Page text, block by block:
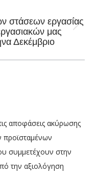
στάσεων εργασίας
μας
Δεκέμβριο
αποφάσεις ακύρωσης
προϊσταμένων
συμμετέχουν στην
την αξιολόγηση